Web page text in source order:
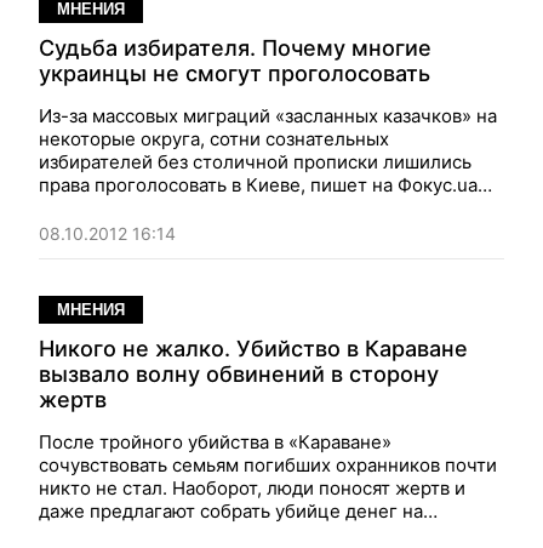
МНЕНИЯ
Судьба избирателя. Почему многие
украинцы не смогут проголосовать
Из-за массовых миграций «засланных казачков» на
некоторые округа, сотни сознательных
избирателей без столичной прописки лишились
права проголосовать в Киеве, пишет на Фокус.ua
08.10.2012 16:14
МНЕНИЯ
Никого не жалко. Убийство в Караване
вызвало волну обвинений в сторону
жертв
После тройного убийства в «Караване»
сочувствовать семьям погибших охранников почти
никто не стал. Наоборот, люди поносят жертв и
даже предлагают собрать убийце денег на